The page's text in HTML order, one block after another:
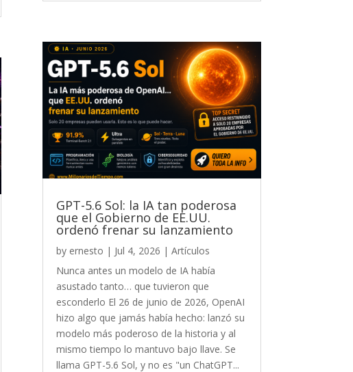
GPT-5.6 Sol: la IA tan poderosa
que el Gobierno de EE.UU.
ordenó frenar su lanzamiento
by ernesto | Jul 4, 2026 | Artículos
Nunca antes un modelo de IA había
asustado tanto… que tuvieron que
esconderlo El 26 de junio de 2026, OpenAI
hizo algo que jamás había hecho: lanzó su
modelo más poderoso de la historia y al
mismo tiempo lo mantuvo bajo llave. Se
llama GPT-5.6 Sol, y no es "un ChatGPT...